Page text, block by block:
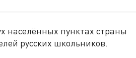
населённых пунктах страны
русских школьников.